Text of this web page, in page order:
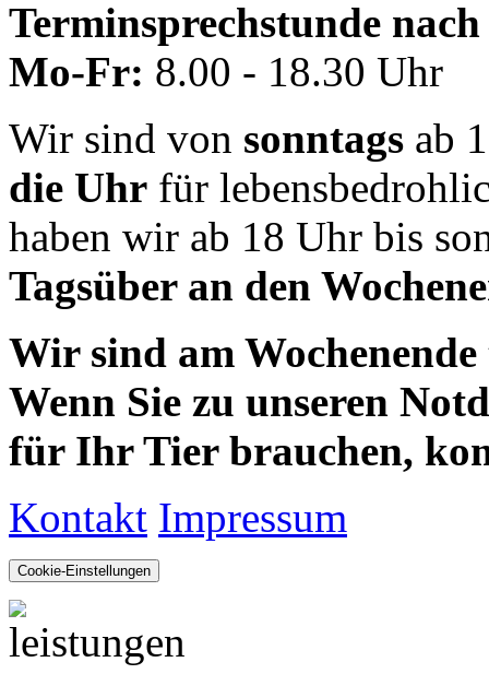
Terminsprechstunde
Mo-Fr: 8.00 - 18.30 Uhr
Wir sind von sonntags ab
die Uhr für
haben wir ab 18 Uhr bis
Tagsüber an den
Wir sind am
Wenn Sie zu unseren
für Ihr Tier brauchen,
Kontakt Impressum
Cookie-Einstellungen